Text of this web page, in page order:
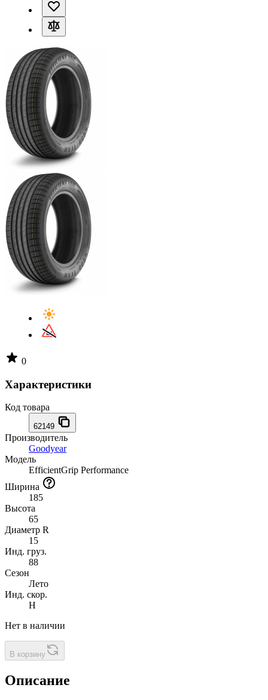
0
Характеристики
Код товара
62149
Производитель
Goodyear
Модель
EfficientGrip Performance
Ширина
185
Высота
65
Диаметр R
15
Инд. груз.
88
Сезон
Лето
Инд. скор.
H
Нет в наличии
В корзину
Описание